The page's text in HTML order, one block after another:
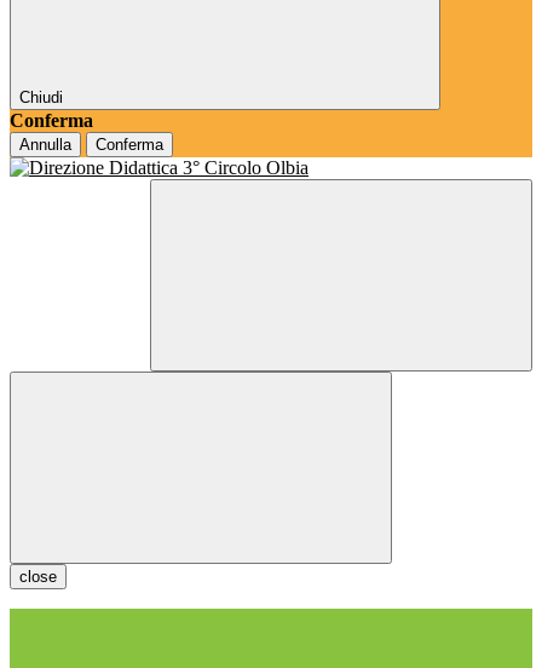
Chiudi
Conferma
Annulla Conferma
close